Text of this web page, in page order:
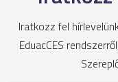
Iratkozz fel
EduacCES